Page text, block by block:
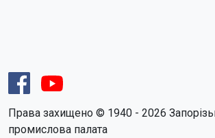
Права захищено © 1940 - 2026
промислова палата